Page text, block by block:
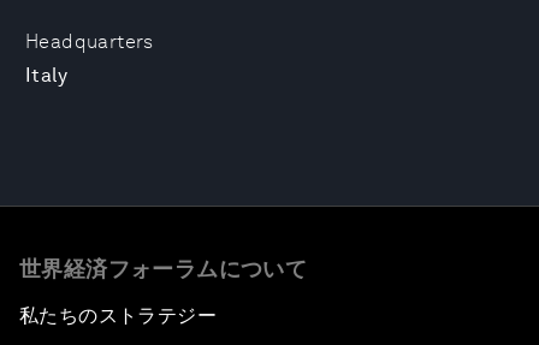
Headquarters
Italy
世界経済フォーラムについて
私たちのストラテジー